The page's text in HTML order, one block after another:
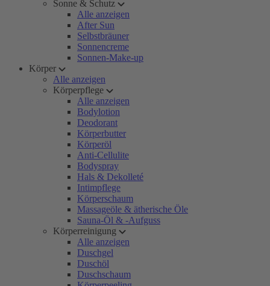
Sonne & Schutz
Alle anzeigen
After Sun
Selbstbräuner
Sonnencreme
Sonnen-Make-up
Körper
Alle anzeigen
Körperpflege
Alle anzeigen
Bodylotion
Deodorant
Körperbutter
Körperöl
Anti-Cellulite
Bodyspray
Hals & Dekolleté
Intimpflege
Körperschaum
Massageöle & ätherische Öle
Sauna-Öl & -Aufguss
Körperreinigung
Alle anzeigen
Duschgel
Duschöl
Duschschaum